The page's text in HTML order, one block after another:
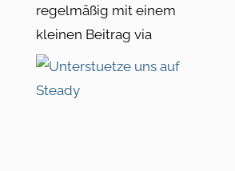
regelmäßig mit einem
kleinen Beitrag via